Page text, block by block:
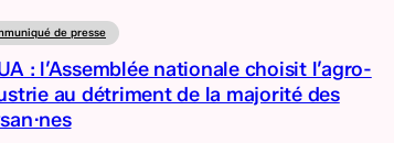
de presse
: l’Assemblée nationale choisit l’agro-
au détriment de la majorité des